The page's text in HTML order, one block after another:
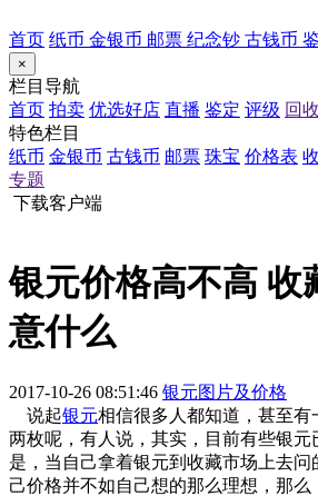
首页 纸币 金银币 邮票 纪念钞 古钱币
×
栏目导航
首页 拍卖 优选好店 直播 鉴定 评级 回收
特色栏目
纸币 金银币 古钱币 邮票 珠宝 价格表
专题
下载客户端
银元价格高不高 收
意什么
2017-10-26 08:51:46 银元图片及价格
说起银元相信很多人都知道，甚至有
两枚呢，有人说，其实，目前有些银元
是，当自己拿着银元到收藏市场上去问
己价格并不如自己想的那么理想，那